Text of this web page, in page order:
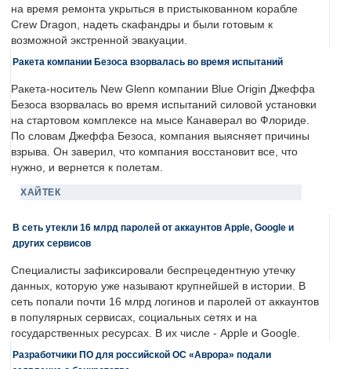
на время ремонта укрыться в пристыкованном корабле
Crew Dragon, надеть скафандры и были готовым к
возможной экстренной эвакуации.
Ракета компании Безоса взорвалась во время испытаний
Ракета-носитель New Glenn компании Blue Origin Джеффа
Безоса взорвалась во время испытаний силовой установки
на стартовом комплексе на мысе Канаверал во Флориде.
По словам Джеффа Безоса, компания выясняет причины
взрыва. Он заверил, что компания восстановит все, что
нужно, и вернется к полетам.
ХАЙТЕК
В сеть утекли 16 млрд паролей от аккаунтов Apple, Google и
других сервисов
Специалисты зафиксировали беспрецедентную утечку
данных, которую уже называют крупнейшей в истории. В
сеть попали почти 16 млрд логинов и паролей от аккаунтов
в популярных сервисах, социальных сетях и на
государственных ресурсах. В их числе - Apple и Google.
Разработчики ПО для российской ОС «Аврора» подали